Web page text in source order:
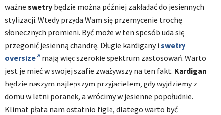
ważne swetry będzie można później zakładać do jesiennych
stylizacji. Wtedy przyda Wam się przemycenie trochę
słonecznych promieni. Być może w ten sposób uda się
przegonić jesienną chandrę. Długie kardigany i swetry
oversize
mają więc szerokie spektrum zastosowań. Warto
jest je mieć w swojej szafie zważywszy na ten fakt. Kardigan
będzie naszym najlepszym przyjacielem, gdy wyjdziemy z
domu w letni poranek, a wrócimy w jesienne popołudnie.
Klimat płata nam ostatnio figle, dlatego warto być